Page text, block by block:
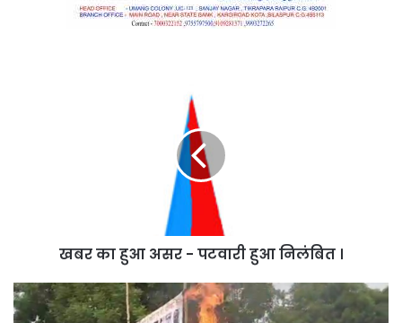
खबर का हुआ असर - पटवारी हुआ निलंबित ।
सरकार
द्वारा